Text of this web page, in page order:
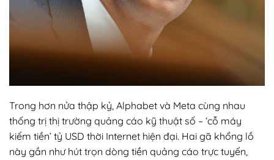
Trong hơn nửa thập kỷ, Alphabet và Meta cùng nhau
thống trị thị trường quảng cáo kỹ thuật số – ‘cỗ máy
kiếm tiền’ tỷ USD thời Internet hiện đại. Hai gã khổng lồ
này gần như hút trọn dòng tiền quảng cáo trực tuyến,